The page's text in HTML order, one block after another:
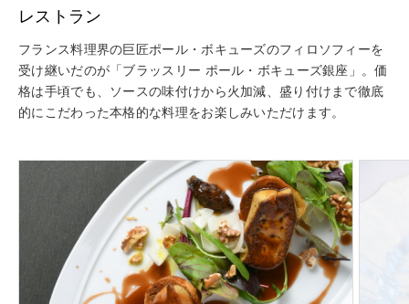
レストラン
フランス料理界の巨匠ポール・ボキューズのフィロソフィーを
受け継いだのが「ブラッスリー ポール・ボキューズ銀座」。価
格は手頃でも、ソースの味付けから火加減、盛り付けまで徹底
的にこだわった本格的な料理をお楽しみいただけます。